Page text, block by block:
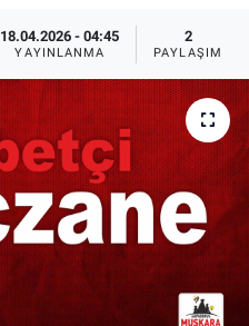
18.04.2026 - 04:45
YAYINLANMA
2
PAYLAŞIM